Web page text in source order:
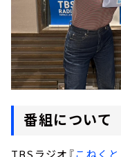
番組について
TBSラジオ『こねくと